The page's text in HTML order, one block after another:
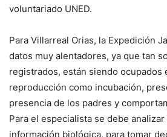
voluntariado UNED.
Para Villarreal Orias, la Expedición
datos muy alentadores, ya que tan
registrados, están siendo ocupados
reproducción como incubación,
presencia de los padres y
Para el especialista se debe
información biológica, para tomar